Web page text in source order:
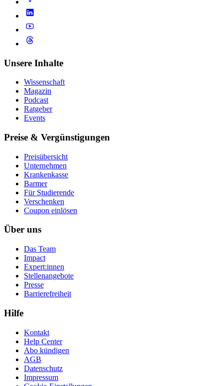
Unsere Inhalte
Wissenschaft
Magazin
Podcast
Ratgeber
Events
Preise & Vergünstigungen
Preisübersicht
Unternehmen
Krankenkasse
Barmer
Für Studierende
Ver­schen­ken
Coupon einlösen
Über uns
Das Team
Impact
Expert:innen
Stellenangebote
Presse
Barrierefreiheit
Hilfe
Kontakt
Help Center
Abo kündigen
AGB
Datenschutz
Impressum